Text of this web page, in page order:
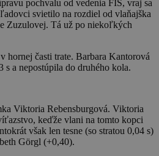
pochvalu od vedenia FIS, vraj sa
svietilo na rozdiel od vlaňajška
Zuzulovej. Tá už po niekoľkých
hornej časti trate. Barbara Kantorová
s a nepostúpila do druhého kola.
Viktoria Rebensburgová. Viktoria
keďže vlani na tomto kopci
však len tesne (so stratou 0,04 s)
Görgl (+0,40).